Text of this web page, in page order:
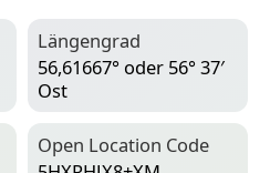
Längengrad
56,61667° oder 56° 37′
Ost
Open Location Code